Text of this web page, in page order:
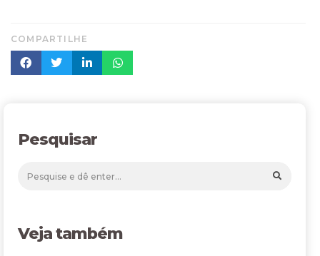
COMPARTILHE
Pesquisar
Veja também